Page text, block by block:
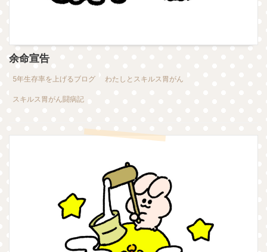
余命宣告
5年生存率を上げるブログ わたしとスキルス胃がん
スキルス胃がん闘病記